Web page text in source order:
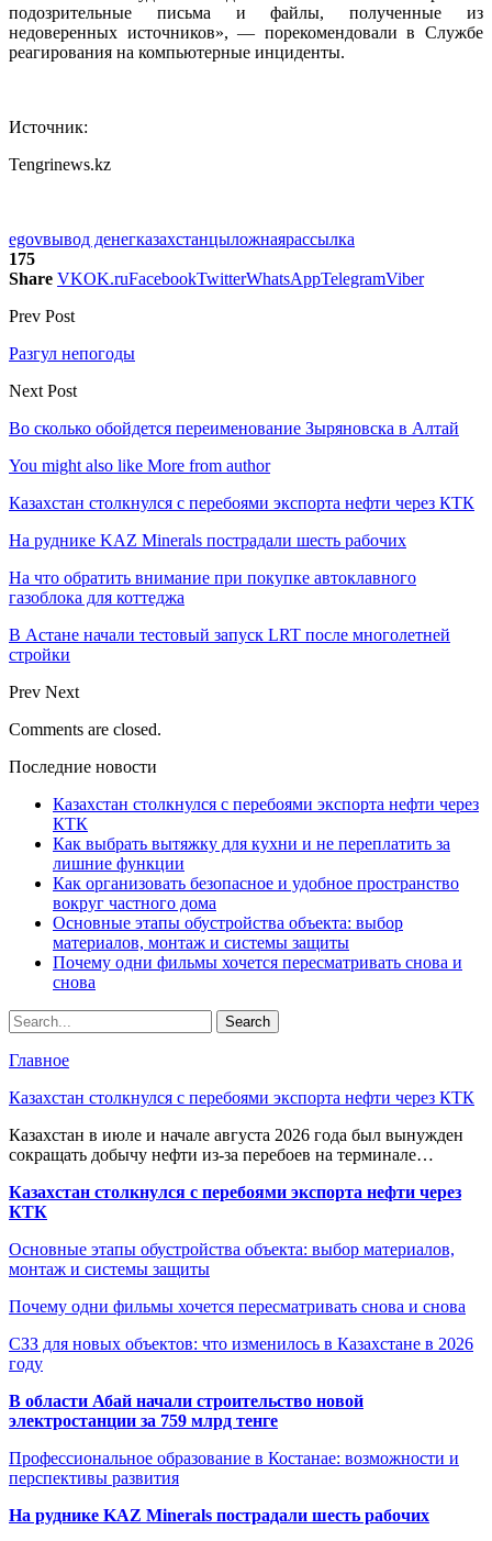
подозрительные письма и файлы, полученные из
недоверенных источников», — порекомендовали в Службе
реагирования на компьютерные инциденты.
Источник:
Tengrinews.kz
egovвывод денегказахстанцыложнаярассылка
175
Share VKOK.ruFacebookTwitterWhatsAppTelegramViber
Prev Post
Разгул непогоды
Next Post
Во сколько обойдется переименование Зыряновска в Алтай
You might also like More from author
Казахстан столкнулся с перебоями экспорта нефти через КТК
На руднике KAZ Minerals пострадали шесть рабочих
На что обратить внимание при покупке автоклавного
газоблока для коттеджа
В Астане начали тестовый запуск LRT после многолетней
стройки
Prev Next
Comments are closed.
Последние новости
Казахстан столкнулся с перебоями экспорта нефти через
КТК
Как выбрать вытяжку для кухни и не переплатить за
лишние функции
Как организовать безопасное и удобное пространство
вокруг частного дома
Основные этапы обустройства объекта: выбор
материалов, монтаж и системы защиты
Почему одни фильмы хочется пересматривать снова и
снова
Главное
Казахстан столкнулся с перебоями экспорта нефти через КТК
Казахстан в июле и начале августа 2026 года был вынужден
сокращать добычу нефти из-за перебоев на терминале…
Казахстан столкнулся с перебоями экспорта нефти через
КТК
Основные этапы обустройства объекта: выбор материалов,
монтаж и системы защиты
Почему одни фильмы хочется пересматривать снова и снова
СЗЗ для новых объектов: что изменилось в Казахстане в 2026
году
В области Абай начали строительство новой
электростанции за 759 млрд тенге
Профессиональное образование в Костанае: возможности и
перспективы развития
На руднике KAZ Minerals пострадали шесть рабочих